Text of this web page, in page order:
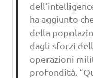
ha aggiunto
della
dagli sforzi
operazioni
profondità.